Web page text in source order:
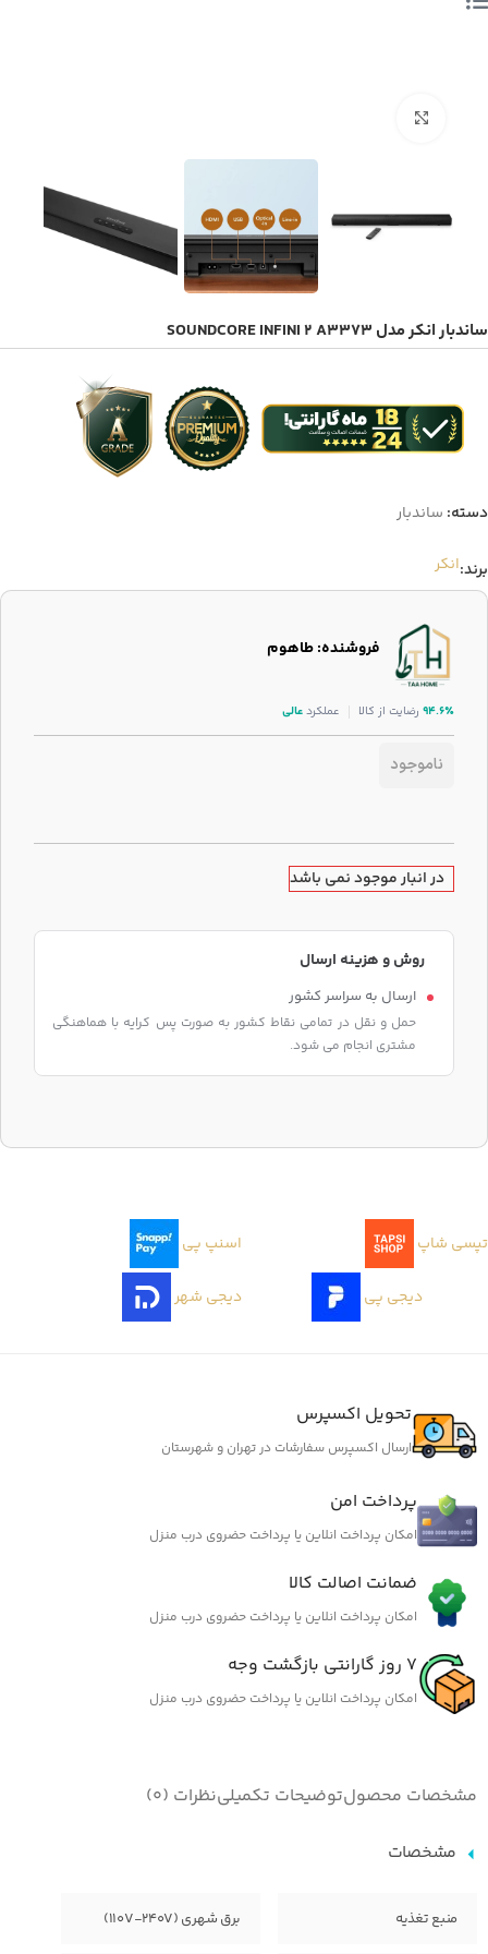
ساندبار انکر مدل SOUNDCORE INFINI 2 A3373
دسته: ساندبار
برند:انکر
فروشنده: طاهوم
۹۴.۶٪ رضایت از کالا عملکردعالی
ناموجود
در انبار موجود نمی باشد
روش و هزینه ارسال
ارسال به سراسر کشور
حمل و نقل در تمامی نقاط کشور به صورت پس کرایه با هماهنگی
مشتری انجام می شود.
تپسی شاپ اسنپ پی
دیجی پی دیجی شهر
تحویل اکسپرس
ارسال اکسپرس سفارشات در تهران و شهرستان
پرداخت امن
امکان پرداخت انلاین یا پرداخت حضروی درب منزل
ضمانت اصالت کالا
امکان پرداخت انلاین یا پرداخت حضروی درب منزل
7 روز گارانتی بازگشت وجه
امکان پرداخت انلاین یا پرداخت حضروی درب منزل
مشخصات محصولتوضیحات تکمیلینظرات (0)
مشخصات
منبع تغذیه برق شهری (110V-240V)